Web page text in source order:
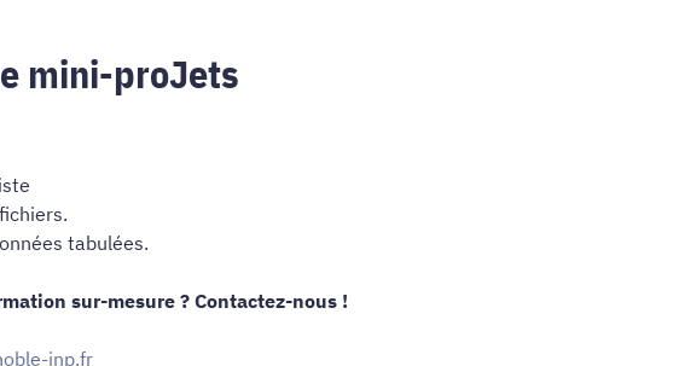
mini-proJets
tabulées.
sur-mesure ? Contactez-nous !
inp.fr